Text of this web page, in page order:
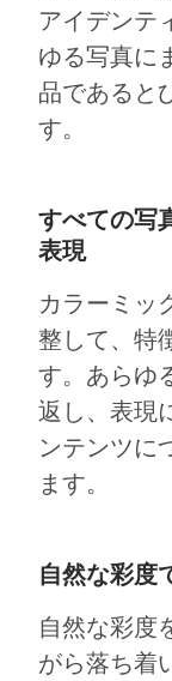
アイデンテ
ゆる写真に
品であると
す。
すべての写
表現
カラーミッ
整して、特
す。あらゆ
返し、表現
ンテンツに
ます。
自然な彩度
自然な彩度
がら落ち着